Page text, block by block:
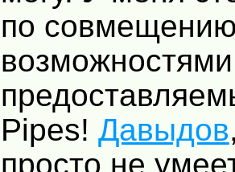
по
Pipes! Давыдов
просто не